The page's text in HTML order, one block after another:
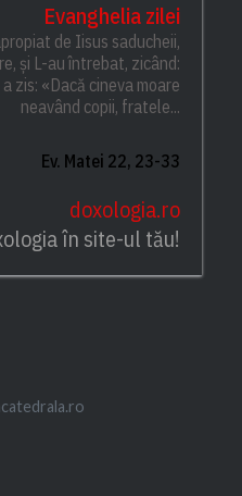
Evanghelia zilei
de Iisus saducheii,
și L-au întrebat, zicând:
zis: «Dacă cineva moare
neavând copii, fratele...
Ev. Matei 22, 23-33
doxologia.ro
în site-ul tău!